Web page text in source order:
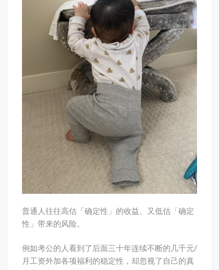
普通人往往高估「确定性」的收益、又低估「确定
性」带来的风险。
例如考公的人看到了后面三十年连续不断的几千元/
月工资外加各项福利的稳定性，却忽视了自己的真